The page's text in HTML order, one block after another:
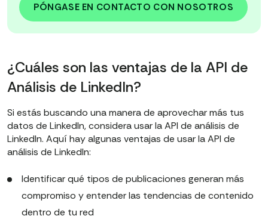
PÓNGASE EN CONTACTO CON NOSOTROS
¿Cuáles son las ventajas de la API de
Análisis de LinkedIn?
Si estás buscando una manera de aprovechar más tus
datos de LinkedIn, considera usar la API de análisis de
LinkedIn. Aquí hay algunas ventajas de usar la API de
análisis de LinkedIn:
Identificar qué tipos de publicaciones generan más
compromiso y entender las tendencias de contenido
dentro de tu red